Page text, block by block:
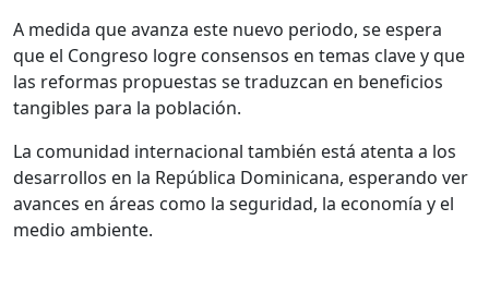
A medida que avanza este nuevo periodo, se espera
que el Congreso logre consensos en temas clave y que
las reformas propuestas se traduzcan en beneficios
tangibles para la población.
La comunidad internacional también está atenta a los
desarrollos en la República Dominicana, esperando ver
avances en áreas como la seguridad, la economía y el
medio ambiente.